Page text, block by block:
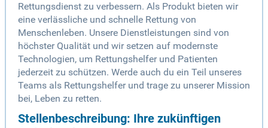
Rettungsdienst zu verbessern. Als Produkt bieten wir
eine verlässliche und schnelle Rettung von
Menschenleben. Unsere Dienstleistungen sind von
höchster Qualität und wir setzen auf modernste
Technologien, um Rettungshelfer und Patienten
jederzeit zu schützen. Werde auch du ein Teil unseres
Teams als Rettungshelfer und trage zu unserer Mission
bei, Leben zu retten.
Stellenbeschreibung: Ihre zukünftigen